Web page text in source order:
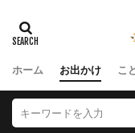
ホーム お出かけ こ